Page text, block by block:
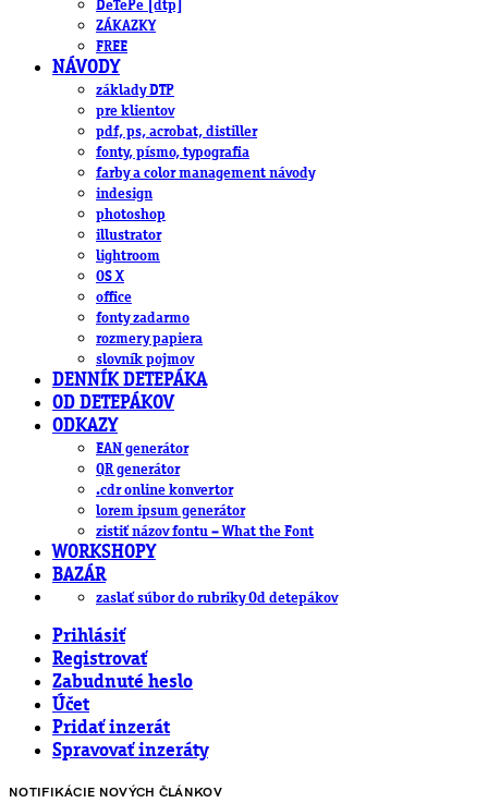
DeTePe [dtp]
ZÁKAZKY
FREE
NÁVODY
základy DTP
pre klientov
pdf, ps, acrobat, distiller
fonty, písmo, typografia
farby a color management návody
indesign
photoshop
illustrator
lightroom
OS X
office
fonty zadarmo
rozmery papiera
slovník pojmov
DENNÍK DETEPÁKA
OD DETEPÁKOV
ODKAZY
EAN generátor
QR generátor
.cdr online konvertor
lorem ipsum generátor
zistiť názov fontu – What the Font
WORKSHOPY
BAZÁR
zaslať súbor do rubriky Od detepákov
Prihlásiť
Registrovať
Zabudnuté heslo
Účet
Pridať inzerát
Spravovať inzeráty
NOTIFIKÁCIE NOVÝCH ČLÁNKOV